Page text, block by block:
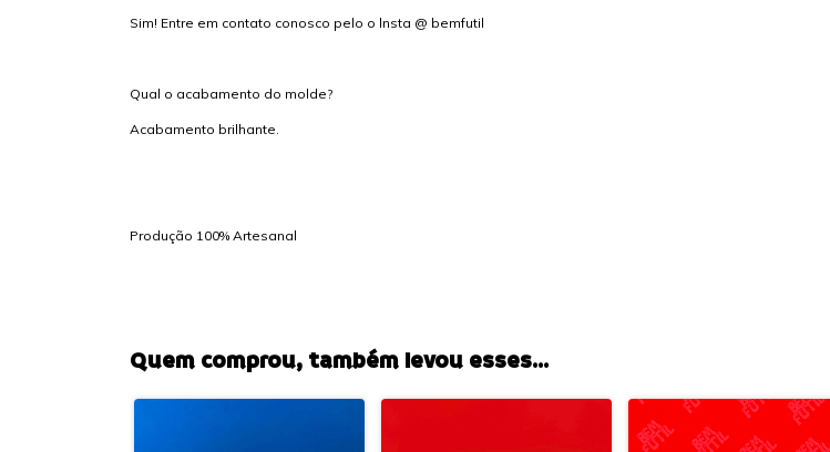
Sim! Entre em contato conosco pelo o lnsta @ bemfutil
Qual o acabamento do molde?
Acabamento brilhante.
Produção 100% Artesanal
Quem comprou, também levou esses...